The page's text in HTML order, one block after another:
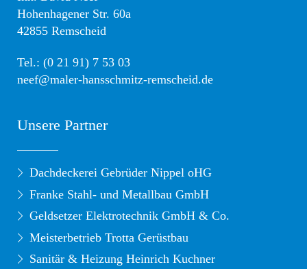
Hohenhagener Str. 60a
42855 Remscheid
Tel.: (0 21 91) 7 53 03
neef@maler-hansschmitz-remscheid.de
Unsere Partner
Dachdeckerei Gebrüder Nippel oHG
Franke Stahl- und Metallbau GmbH
Geldsetzer Elektrotechnik GmbH & Co.
Meisterbetrieb Trotta Gerüstbau
Sanitär & Heizung Heinrich Kuchner